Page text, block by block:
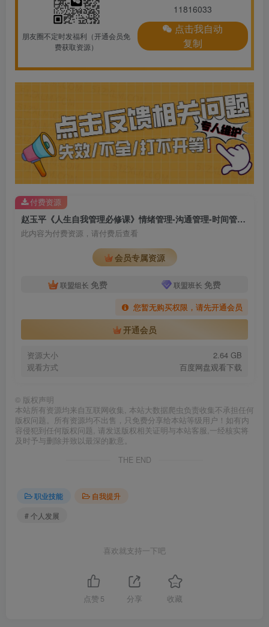
朋友圈不定时发福利（开通会员免
费获取资源）
11816033
点击我自动
复制
赵玉平《人生自我管理必修课》情绪管理-沟通管理-时间管理-能力提升
此内容为付费资源，请付费后查看
会员专属资源
联盟组长 免费 联盟班长 免费
您暂无购买权限，请先开通会员
开通会员
资源大小
2.64 GB
观看方式
百度网盘观看下载
付费资源
© 版权声明
本站所有资源均来自互联网收集, 本站大数据爬虫负责收集不承担任何
版权问题。所有资源均不出售，只免费分享给本站等级用户！如有内
容侵犯到任何版权问题, 请发送版权相关证明与本站客服,一经核实将
及时予与删除并致以最深的歉意。
THE END
职业技能
自我提升
# 个人发展
喜欢就支持一下吧
点赞 5 分享 收藏